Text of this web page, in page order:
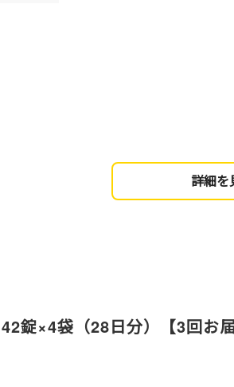
詳細を
錠×4袋（28日分）【3回お